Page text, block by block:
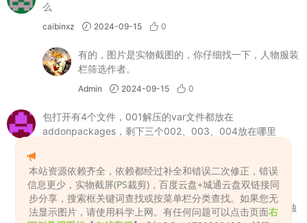
么
caibinxz 2024-09-15 0
有的，图片是实物截图的，你仔细找一下，人物服装
栏筛选作者。
Admin 2024-09-15 0
包打开有4个文件，001解压的var文件都放在
addonpackages，剩下三个002、003、004放在哪里
Var文件只能放addpackages文件夹。 001,002….
这些带编号的文件都是整个压缩包的一部分，解压
001时整个压缩包的内容就解压出来了，不用再单独
本站资源依赖齐全，依赖都经过补全和错误二次修正，错误
信息更少，实物截屏(PS裁剪)，百度云盘+城通云盘双链接同
步分享，搜索框关键词查找或按菜单栏分类查找。如果您无
法显示图片，请使用科学上网。有任何问题可以点击页面右